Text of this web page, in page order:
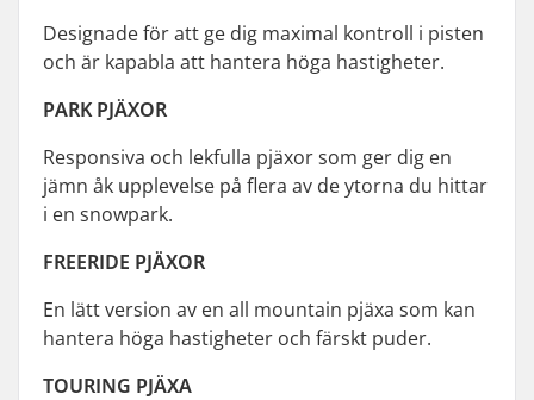
Designade för att ge dig maximal kontroll i pisten
och är kapabla att hantera höga hastigheter.
PARK PJÄXOR
Responsiva och lekfulla pjäxor som ger dig en
jämn åk upplevelse på flera av de ytorna du hittar
i en snowpark.
FREERIDE PJÄXOR
En lätt version av en all mountain pjäxa som kan
hantera höga hastigheter och färskt puder.
TOURING PJÄXA